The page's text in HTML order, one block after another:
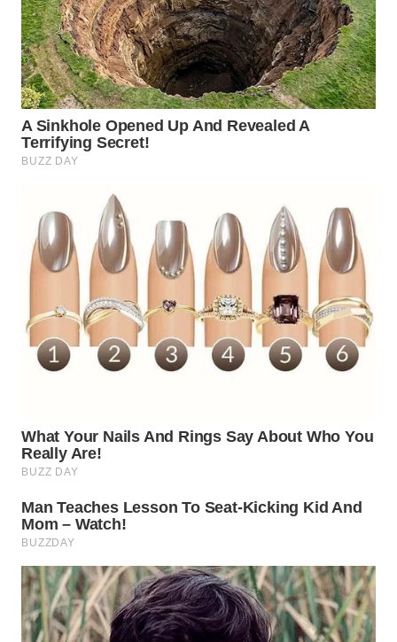
WN
SAMOSIR
WN
PADANG
LAWAS
WN
WN
CIANJUR
KEPULAUAN
SERIBU
WN
WN
BINJAI
WN
CIREBON
WN
INDRAMAYU
WN